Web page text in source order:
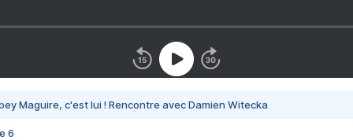
Maguire, c'est lui ! Rencontre avec Damien Witecka
6